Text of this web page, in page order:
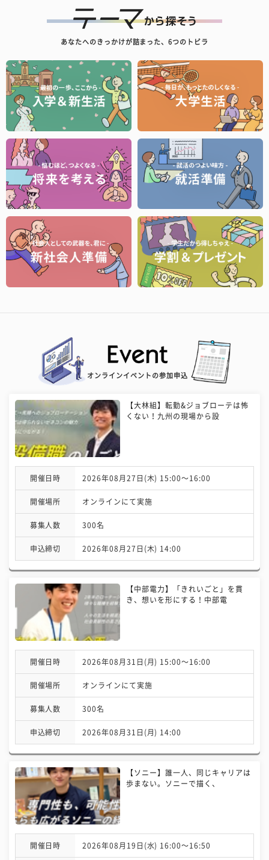
あなたへのきっかけが詰まった、6つのトビラ
オンラインイベントの参加申込
【大林組】転勤&ジョブローテは怖
くない！九州の現場から設
開催日時 2026年08月27日(木) 15:00〜16:00
開催場所 オンラインにて実施
募集人数 300名
申込締切 2026年08月27日(木) 14:00
【中部電力】「きれいごと」を貫
き、想いを形にする！中部電
開催日時 2026年08月31日(月) 15:00〜16:00
開催場所 オンラインにて実施
募集人数 300名
申込締切 2026年08月31日(月) 14:00
【ソニー】誰一人、同じキャリアは
歩まない。ソニーで描く、
開催日時 2026年08月19日(水) 16:00〜16:50